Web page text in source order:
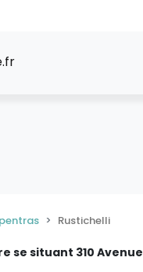
Rustichelli
se situant 310